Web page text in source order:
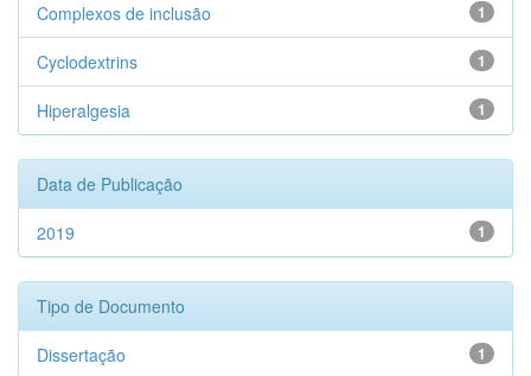
1
Complexos de inclusão
1
Cyclodextrins
1
Hiperalgesia
Data de Publicação
1
2019
Tipo de Documento
1
Dissertação